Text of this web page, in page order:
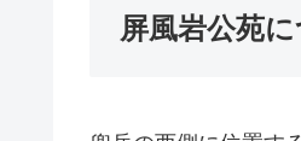
屏風岩公苑